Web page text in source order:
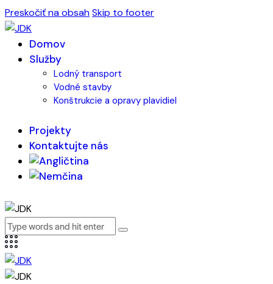
Preskočiť na obsahSkip to footer
Domov
Služby
Lodný transport
Vodné stavby
Konštrukcie a opravy plavidiel
Projekty
Kontaktujte nás